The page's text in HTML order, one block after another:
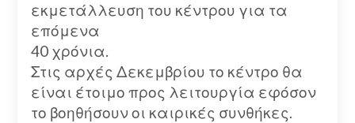
εκμετάλλευση του κέντρου για τα
επόμενα
40 χρόνια.
Στις αρχές Δεκεμβρίου το κέντρο θα
είναι έτοιμο προς λειτουργία εφόσον
το βοηθήσουν οι καιρικές συνθήκες.